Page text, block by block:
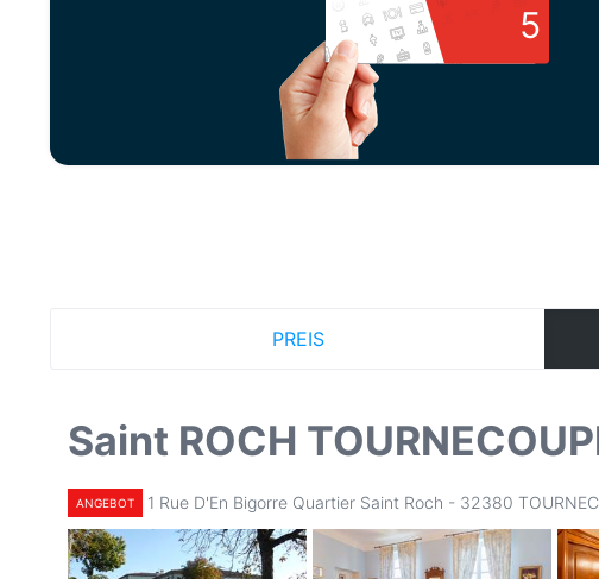
5
PREIS
Saint ROCH
ANGEBOT 1 Rue D'En Bigorre Quartier Saint Roch - 32380